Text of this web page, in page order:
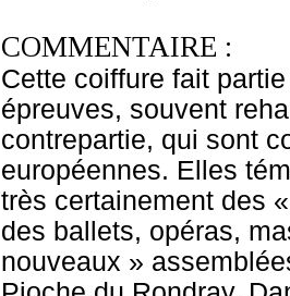
COMMENTAIRE :
Cette coiffure fait
épreuves, souvent
contrepartie, qui sont
européennes. Elles
très certainement des
des ballets, opéras,
nouveaux »